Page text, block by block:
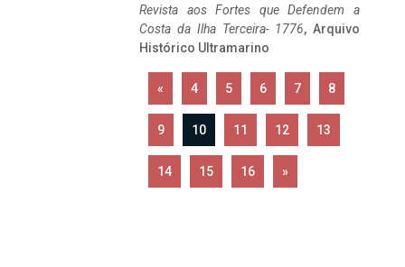
Revista aos Fortes que Defendem a
Costa da Ilha Terceira- 1776, Arquivo
Histórico Ultramarino
« 4 5 6 7 8
9 10 11 12 13
14 15 16 »